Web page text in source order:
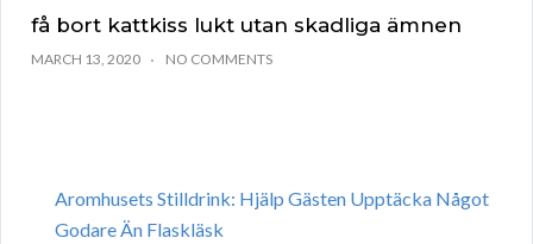
få bort kattkiss lukt utan skadliga ämnen
MARCH 13, 2020 NO COMMENTS
Aromhusets Stilldrink: Hjälp Gästen Upptäcka Något
Godare Än Flaskläsk